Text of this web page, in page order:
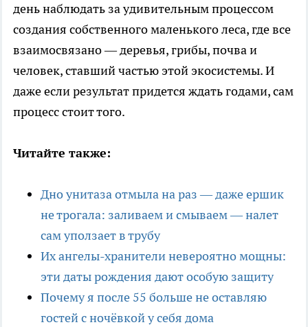
день наблюдать за удивительным процессом
создания собственного маленького леса, где все
взаимосвязано — деревья, грибы, почва и
человек, ставший частью этой экосистемы. И
даже если результат придется ждать годами, сам
процесс стоит того.
Читайте также:
Дно унитаза отмыла на раз — даже ершик
не трогала: заливаем и смываем — налет
сам уползает в трубу
Их ангелы-хранители невероятно мощны:
эти даты рождения дают особую защиту
Почему я после 55 больше не оставляю
гостей с ночёвкой у себя дома